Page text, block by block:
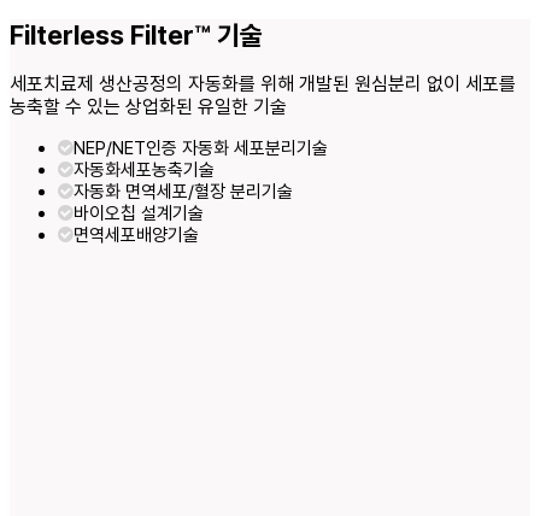
Filterless Filter™ 기술
세포치료제 생산공정의 자동화를 위해 개발된 원심분리 없이 세포를
농축할 수 있는 상업화된 유일한 기술
NEP/NET인증 자동화 세포분리기술
자동화세포농축기술
자동화 면역세포/혈장 분리기술
바이오칩 설계기술
면역세포배양기술